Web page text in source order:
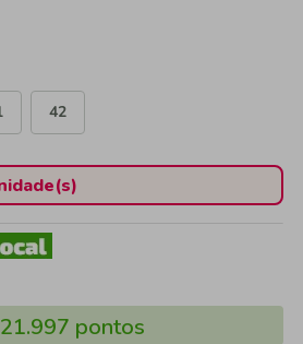
42
21.997 pontos